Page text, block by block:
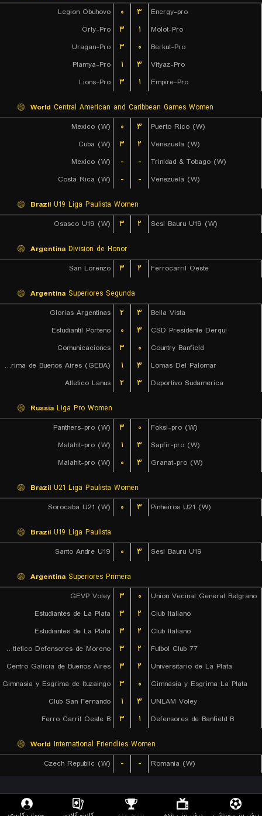
Legion Obuhovo
۰ ۳
Energy-pro
Orly-Pro
۳ ۱
Molot-Pro
Uragan-Pro
۳ ۰
Berkut-Pro
Plamya-Pro
۱ ۳
Vityaz-Pro
Lions-Pro
۳ ۱ Empire-Pro
World Central American and Caribbean Games Women
Mexico (W)
۰ ۳
Puerto Rico (W)
Cuba (W)
۳ ۲
Venezuela (W)
Mexico (W)
- -
Trinidad & Tobago (W)
Costa Rica (W)
- - Venezuela (W)
Brazil U19 Liga Paulista Women
Osasco U19 (W)
۳ ۲ Sesi Bauru U19 (W)
Argentina Division de Honor
San Lorenzo
۳ ۲ Ferrocarril Oeste
Argentina Superiores Segunda
Glorias Argentinas
۲ ۳
Bella Vista
Estudiantil Porteno
۰ ۳
CSD Presidente Derqui
Comunicaciones
۳ ۰
Country Banfield
Gimnasia y Esgrima de Buenos Aires (GEBA)
۱ ۳
Lomas Del Palomar
Atletico Lanus
۲ ۳ Deportivo Sudamerica
Russia Liga Pro Women
Panthers-pro (W)
۳ ۰
Foksi-pro (W)
Malahit-pro (W)
۱ ۳
Sapfir-pro (W)
Malahit-pro (W)
۰ ۳ Granat-pro (W)
Brazil U21 Liga Paulista Women
Sorocaba U21 (W)
۰ ۳ Pinheiros U21 (W)
Brazil U19 Liga Paulista
Santo Andre U19
۰ ۳ Sesi Bauru U19
Argentina Superiores Primera
GEVP Voley
۳ ۰
Union Vecinal General Belgrano
Estudiantes de La Plata
۳ ۲
Club Italiano
Estudiantes de La Plata
۳ ۲
Club Italiano
Club Atletico Defensores de Moreno
۳ ۲
77 Futbol Club
Centro Galicia de Buenos Aires
۳ ۲
Universitario de La Plata
Gimnasia y Esgrima de Ituzaingo
۳ ۰
Gimnasia y Esgrima La Plata
Club San Fernando
۱ ۳
UNLAM Voley
Ferro Carril Oeste B
۳ ۱ Defensores de Banfield B
World International Friendlies Women
Czech Republic (W)
- - Romania (W)